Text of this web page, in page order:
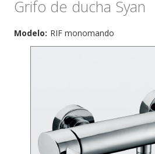
Grifo de ducha Syan
Modelo: RIF monomando